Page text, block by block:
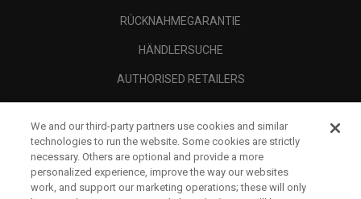
RÜCKNAHMEGARANTIE
HÄNDLERSUCHE
AUTHORISED RETAILERS
UNTERNEHMENSPROFIL
RECHTLICHES-
We and our third-party partners use cookies and similar
technologies to run the website. Some cookies are strictly
necessary. Others are optional and provide a more
personalized experience, improve the way our websites
work, and support our marketing operations; these will only